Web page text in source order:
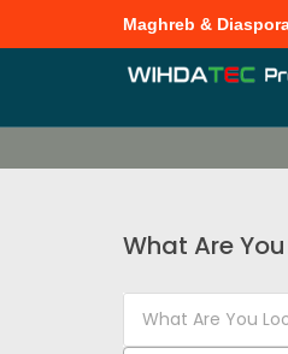
Maghreb &
What Are